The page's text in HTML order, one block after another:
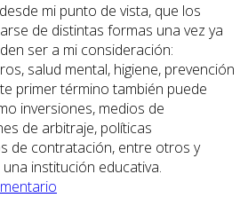
mi punto de vista, que los
de distintas formas una vez ya
ser a mi consideración:
salud mental, higiene, prevención
primer término también puede
inversiones, medios de
de arbitraje, políticas
de contratación, entre otros y
institución educativa.